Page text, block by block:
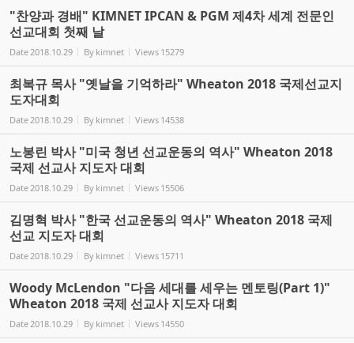
"찬양과 경배" KIMNET IPCAN & PGM 제4차 세계 전문인
선교대회 첫째 날
Date 2018.10.29 By kimnet Views 15279
최복규 목사 "옛날을 기억하라" Wheaton 2018 국제선교지
도자대회
Date 2018.10.29 By kimnet Views 14538
노봉린 박사 "미국 청년 선교운동의 역사" Wheaton 2018
국제 선교사 지도자 대회
Date 2018.10.29 By kimnet Views 15506
김명혁 박사 "한국 선교운동의 역사" Wheaton 2018 국제
선교 지도자 대회
Date 2018.10.29 By kimnet Views 15711
Woody McLendon "다음 세대를 세우는 멘토링(Part 1)"
Wheaton 2018 국제 선교사 지도자 대회
Date 2018.10.29 By kimnet Views 14550